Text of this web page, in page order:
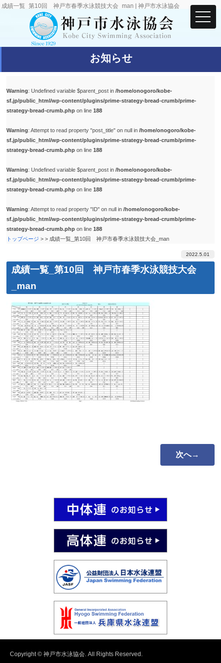
成績一覧_第10回 神戸市春季水泳競技大会_man | 神戸市水泳協会
お知らせ
Warning: Undefined variable $parent_post in/home/onogoro/kobe-
sf.jp/public_html/wp-content/plugins/prime-strategy-bread-crumb/prime-
strategy-bread-crumb.php on line188
Warning: Attempt to read property "post_title" on null in/home/onogoro/kobe-
sf.jp/public_html/wp-content/plugins/prime-strategy-bread-crumb/prime-
strategy-bread-crumb.php on line188
Warning: Undefined variable $parent_post in/home/onogoro/kobe-
sf.jp/public_html/wp-content/plugins/prime-strategy-bread-crumb/prime-
strategy-bread-crumb.php on line188
Warning: Attempt to read property "ID" on null in/home/onogoro/kobe-
sf.jp/public_html/wp-content/plugins/prime-strategy-bread-crumb/prime-
strategy-bread-crumb.php on line188
トップページ >> 成績一覧_第10回 神戸市春季水泳競技大会_man
2022.5.01
成績一覧_第10回 神戸市春季水泳競技大会
_man
次へ→
Copyright © 神戸市水泳協会. All Rights Reserved.